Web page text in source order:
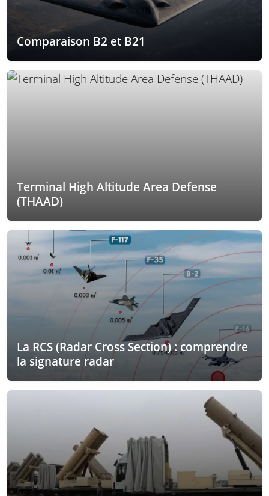
Comparaison B2 et B21
Terminal High Altitude Area Defense
(THAAD)
La RCS (Radar Cross Section) : comprendre
la signature radar